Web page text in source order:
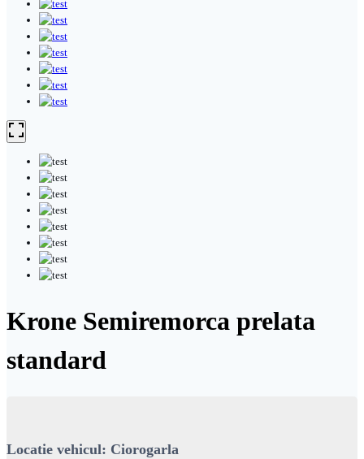
Krone Semiremorca prelata
standard
Locatie vehicul: Ciorogarla